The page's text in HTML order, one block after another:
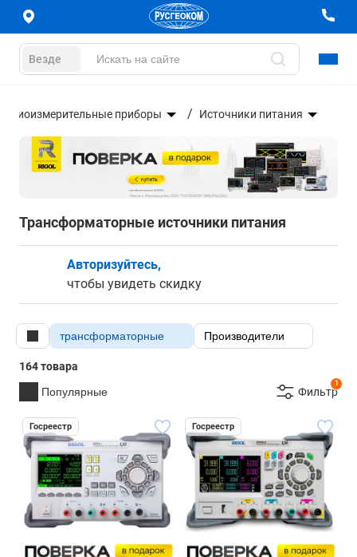
Везде
приборы Источники питания
Трансформаторные источники питания
Авторизуйтесь,
чтобы увидеть скидку
трансформаторные Производители
164 товара
Популярные
1
Фильтр
Госреестр Госреестр